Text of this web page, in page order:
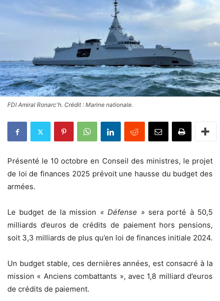
FDI Amiral Ronarc'h. Crédit : Marine nationale.
Présenté le 10 octobre en Conseil des ministres, le projet
de loi de finances 2025 prévoit une hausse du budget des
armées.
Le budget de la mission « Défense » sera porté à 50,5
milliards d’euros de crédits de paiement hors pensions,
soit 3,3 milliards de plus qu’en loi de finances initiale 2024.
Un budget stable, ces dernières années, est consacré à la
mission « Anciens combattants », avec 1,8 milliard d’euros
de crédits de paiement.